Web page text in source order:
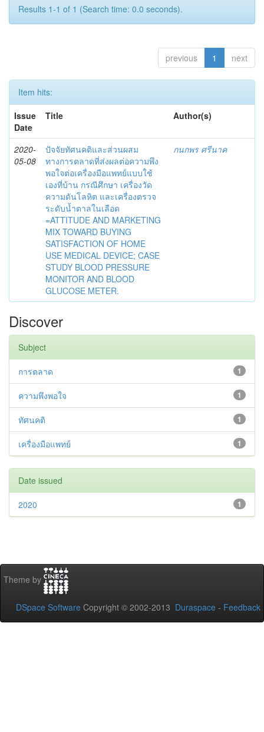
Results 1-1 of 1 (Search time: 0.0 seconds).
previous 1 next
Item hits:
Issue
Date
Title Author(s)
2020-
05-08
ปัจจัยทัศนคติและส่วนผสม
ทางการตลาดที่ส่งผลต่อความพึง
พอใจต่อเครื่องมือแพทย์แบบใช้
เองที่บ้าน กรณีศึกษา เครื่องวัด
ความดันโลหิต และเครื่องตรวจ
ระดับน้ำตาลในเลือด
=ATTITUDE AND MARKETING
MIX TOWARD BUYING
SATISFACTION OF HOME
USE MEDICAL DEVICE; CASE
STUDY BLOOD PRESSURE
MONITOR AND BLOOD
GLUCOSE METER.
กนกพร ศรีนาค
Discover
Subject
1
การตลาด
1
ความพึงพอใจ
1
ทัศนคติ
1
เครื่องมือแพทย์
Date issued
1
2020
Theme by
DSpace Software Copyright © 2002-2013 Duraspace - Feedback